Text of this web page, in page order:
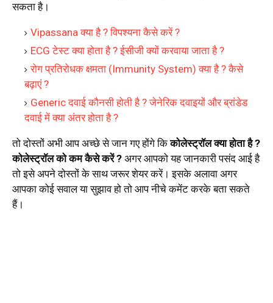
सकता है।
Vipassana क्या है ? विपश्यना कैसे करें ?
ECG टेस्ट क्या होता है ? ईसीजी क्यों करवाया जाता है ?
रोग प्रतिरोधक क्षमता (Immunity System) क्या है ? कैसे
बढ़ाएं ?
Generic दवाई कौनसी होती है ? जेनेरिक दवाइयों और ब्रांडेड
दवाई में क्या अंतर होता है ?
तो दोस्तों अभी आप अच्छे से जान गए होंगे किकोलेस्ट्रॉल क्या होता है ?
कोलेस्ट्रॉल को कम कैसे करें ? अगर आपको यह जानकारी पसंद आई है
तो इसे अपने दोस्तों के साथ जरूर शेयर करें। इसके अलावा अगर
आपका कोई सवाल या सुझाव हो तो आप नीचे कमेंट करके बता सकते
हैं।